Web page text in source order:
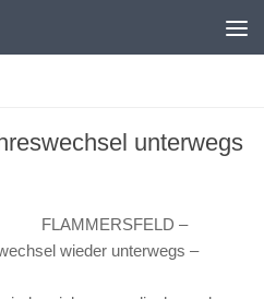
unterwegs
FLAMMERSFELD –
wieder unterwegs –